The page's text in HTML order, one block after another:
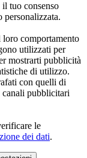
tuo consenso
comportamento
utilizzati per
mostrarti pubblicità
di utilizzo.
con quelli di
canali pubblicitari
le
dei dati.